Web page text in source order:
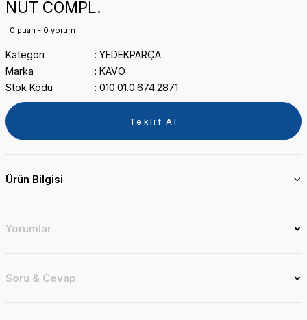
NUT COMPL.
0 puan - 0 yorum
Kategori
YEDEKPARÇA
Marka
KAVO
Stok Kodu
010.01.0.674.2871
Teklif Al
Ürün Bilgisi
Yorumlar
Soru & Cevap